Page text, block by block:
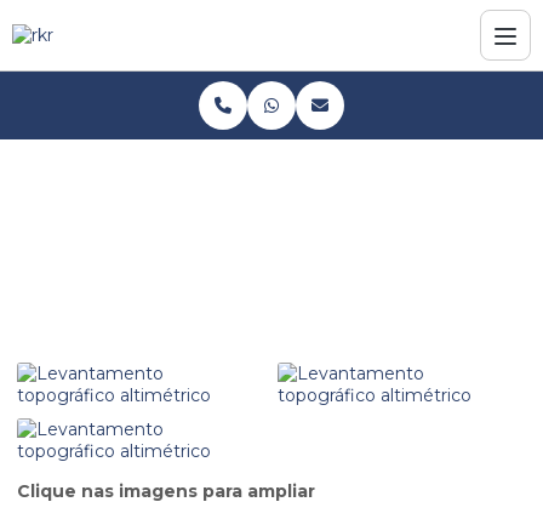
Clique nas imagens para ampliar